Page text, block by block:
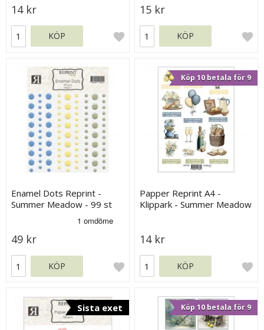
14 kr
KÖP
15 kr
KÖP
Enamel Dots Reprint -
Summer Meadow - 99 st
49 kr
KÖP
Köp 10 betala för 9
Papper Reprint A4 -
Klippark - Summer Meadow
14 kr
KÖP
Sista exet Köp 10 betala för 9